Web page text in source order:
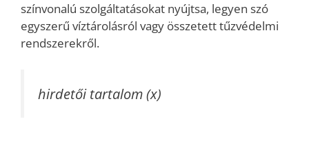
színvonalú szolgáltatásokat nyújtsa, legyen szó
egyszerű víztárolásról vagy összetett tűzvédelmi
rendszerekről.
hirdetői tartalom (x)